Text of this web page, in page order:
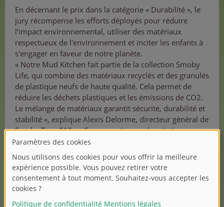
En décernant le prix dans la catégorie « Durabilité », le
jury récompense les efforts déployés pour réduire
l'impact environnemental, utiliser des matériaux
respectueux de l'environnement et inciter les enfants à
s'engager en faveur de notre planète.
« Notre Mud Kitchen fait partie de la collection Smoby
Life, qui combine des matériaux recyclés et des granulés
de plastique neufs de haute qualité. Cela permet de
réduire les déchets plastiques et les émissions de CO2.
Le mélange de matériaux garantit sécurité, durabilité et
stabilité », explique Alexis Delorme, directeur général de
Smoby Toys SAS en France, qui a reçu le prix à
Bruxelles. « Je suis ravi que nous ayons une nouvelle
fois su convaincre cette année. »
Sur la photo, de gauche à droite :
Catherine van Reeth (directrice générale de TIE), Caroline
Baucum (Playmobil), Alexis Delorme (Smoby Toys),
Albert Vallejo (Mattel), Florian Hess (Salon du jouet)